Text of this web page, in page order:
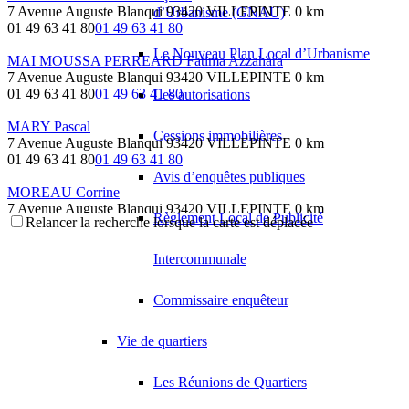
d’Urbanisme (GNAU)
Le Nouveau Plan Local d’Urbanisme
Les autorisations
Cessions immobilières
Avis d’enquêtes publiques
Règlement Local de Publicité
Intercommunale
Commissaire enquêteur
Vie de quartiers
Les Réunions de Quartiers
7 Avenue Auguste Blanqui 93420 VILLEPINTE 0 km
01 49 63 41 8001 49 63 41 80
MAI MOUSSA PERREARD Fatima Azzahara
7 Avenue Auguste Blanqui 93420 VILLEPINTE 0 km
01 49 63 41 8001 49 63 41 80
MARY Pascal
7 Avenue Auguste Blanqui 93420 VILLEPINTE 0 km
01 49 63 41 8001 49 63 41 80
MOREAU Corrine
7 Avenue Auguste Blanqui 93420 VILLEPINTE 0 km
01 49 63 41 8001 49 63 41 80
7 Avenue Auguste Blanqui 93420 VILLEPINTE
Relancer la recherche lorsque la carte est déplacée